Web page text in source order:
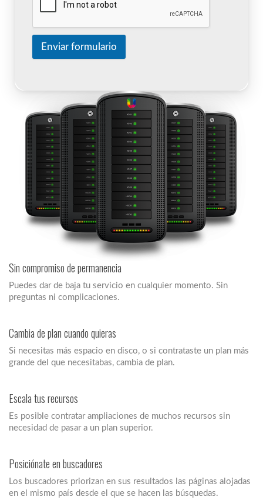
Enviar formulario
Sin compromiso de permanencia
Puedes dar de baja tu servicio en cualquier momento. Sin
preguntas ni complicaciones.
Cambia de plan cuando quieras
Si necesitas más espacio en disco, o si contrataste un plan más
grande del que necesitabas, cambia de plan.
Escala tus recursos
Es posible contratar ampliaciones de muchos recursos sin
necesidad de pasar a un plan superior.
Posiciónate en buscadores
Los buscadores priorizan en sus resultados las páginas alojadas
en el mismo país desde el que se hacen las búsquedas.